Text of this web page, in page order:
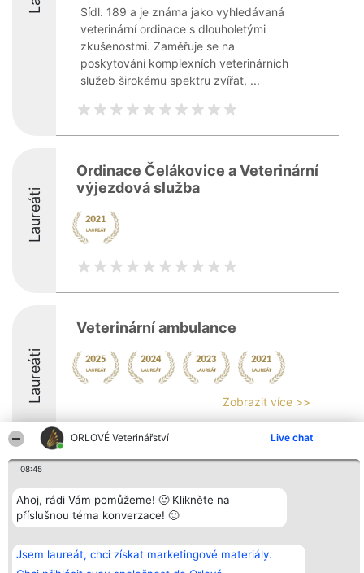
ORLOVÉ Veterinářství Live chat
08:45
Ahoj, rádi Vám pomůžeme! 🙂 Klikněte na
příslušnou téma konverzace! 🙂
Jsem laureát, chci získat marketingové materiály.
Sídl. 189 a je známa jako vyhledávaná
veterinární ordinace s dlouholetými
zkušenostmi. Zaměřuje se na
poskytování komplexních veterinárních
služeb širokému spektru zvířat, ...
Laureáti
Ordinace Čelákovice a Veterinární
výjezdová služba
Laureáti
Veterinární ambulance
Zobrazit více >>
Organizátor hlasování
Bright Side Solutions sp. z o.
o. sp. k.
ul. Ruska 22
KRS 0000749100 | Regon
381313360 | NIP 8943132676
Plebiscyt
Vítězové
Seznam všech
laureátů
Pravidla
Kontakt